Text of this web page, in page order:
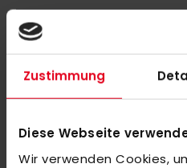
Zustimmung
Diese Webseite
Wir verwenden Cookies,
MEHR INFORMATIONEN
BEWERTUNGEN
ÄHNLICHE PRODUKTE